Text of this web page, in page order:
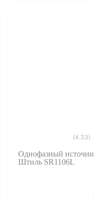
(4.33)
Однофазный
Штиль SR1106L